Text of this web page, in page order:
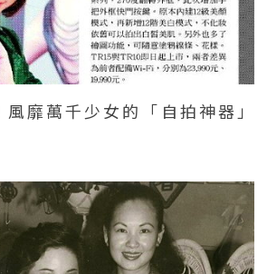
靡萬千少女的「自拍神器」